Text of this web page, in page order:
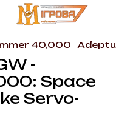
40,000
-
Space
Servo-